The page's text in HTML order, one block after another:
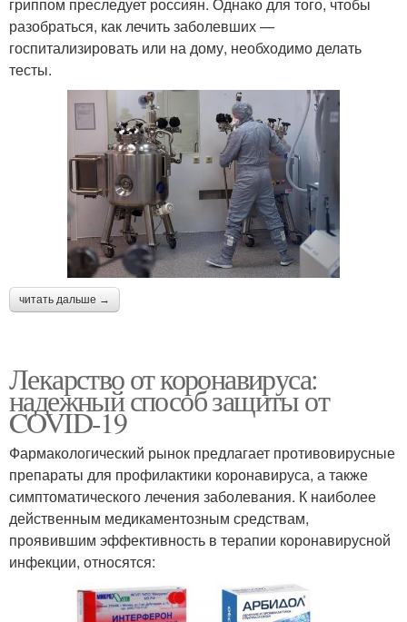
разобраться, как лечить заболевших —
госпитализировать или на дому, необходимо делать
тесты.
читать дальше →
Лекарство от коронавируса:
надежный способ защиты от
COVID-19
Фармакологический рынок предлагает противовирусные
препараты для профилактики коронавируса, а также
симптоматического лечения заболевания. К наиболее
действенным медикаментозным средствам,
проявившим эффективность в терапии коронавирусной
инфекции, относятся: